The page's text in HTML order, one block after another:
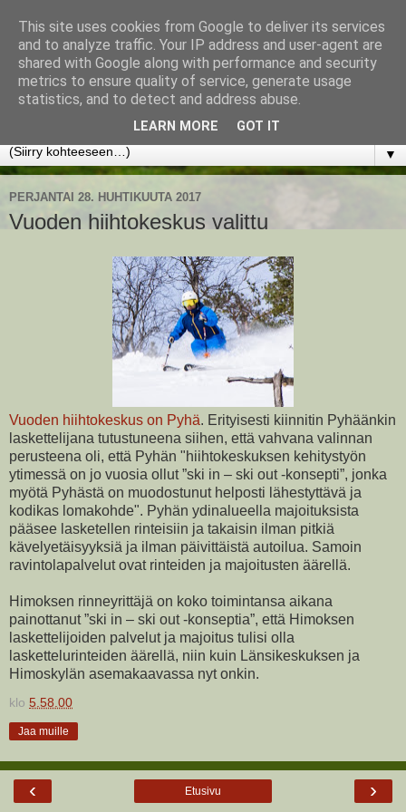
www.jyrkikokko.fi
Uusi Suunta - Jokainen hetki tarjoaa tilaisuuden muuttaa
▼
PERJANTAI 28. HUHTIKUUTA 2017
Vuoden hiihtokeskus valittu
Vuoden hiihtokeskus on Pyhä. Erityisesti kiinnitin Pyhäänkin
laskettelijana tutustuneena siihen, että vahvana valinnan
perusteena oli, että Pyhän "hiihtokeskuksen kehitystyön
ytimessä on jo vuosia ollut ”ski in – ski out -konsepti”, jonka
myötä Pyhästä on muodostunut helposti lähestyttävä ja
kodikas lomakohde". Pyhän ydinalueella majoituksista
pääsee lasketellen rinteisiin ja takaisin ilman pitkiä
kävelyetäisyyksiä ja ilman päivittäistä autoilua. Samoin
ravintolapalvelut ovat rinteiden ja majoitusten äärellä.
Himoksen rinneyrittäjä on koko toimintansa aikana
painottanut ”ski in – ski out -konseptia”, että Himoksen
laskettelijoiden palvelut ja majoitus tulisi olla
laskettelurinteiden äärellä, niin kuin Länsikeskuksen ja
Himoskylän asemakaavassa nyt onkin.
klo 5.58.00
Jaa muille
‹ ›
Etusivu
This site uses cookies from Google to deliver its services
and to analyze traffic. Your IP address and user-agent are
shared with Google along with performance and security
metrics to ensure quality of service, generate usage
statistics, and to detect and address abuse.
LEARN MORE GOT IT